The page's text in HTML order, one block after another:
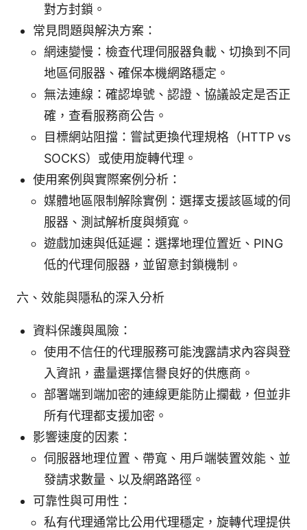
對方封鎖。
常見問題與解決方案：
網速變慢：檢查代理伺服器負載、切換到不同
地區伺服器、確保本機網路穩定。
無法連線：確認埠號、認證、協議設定是否正
確，查看服務商公告。
目標網站阻擋：嘗試更換代理規格（HTTP vs
SOCKS）或使用旋轉代理。
使用案例與實際案例分析：
媒體地區限制解除實例：選擇支援該區域的伺
服器、測試解析度與頻寬。
遊戲加速與低延遲：選擇地理位置近、PING
低的代理伺服器，並留意封鎖機制。
六、效能與隱私的深入分析
資料保護與風險：
使用不信任的代理服務可能洩露請求內容與登
入資訊，盡量選擇信譽良好的供應商。
部署端到端加密的連線更能防止攔截，但並非
所有代理都支援加密。
影響速度的因素：
伺服器地理位置、帶寬、用戶端裝置效能、並
發請求數量、以及網路路徑。
可靠性與可用性：
私有代理通常比公用代理穩定，旋轉代理提供